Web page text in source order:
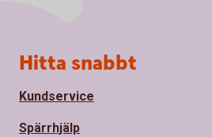
Sidfot
Hitta snabbt
Kundservice
Spärrhjälp